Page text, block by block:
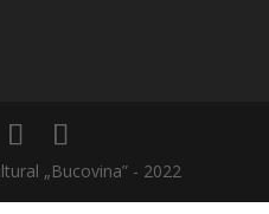
„Bucovina” - 2022